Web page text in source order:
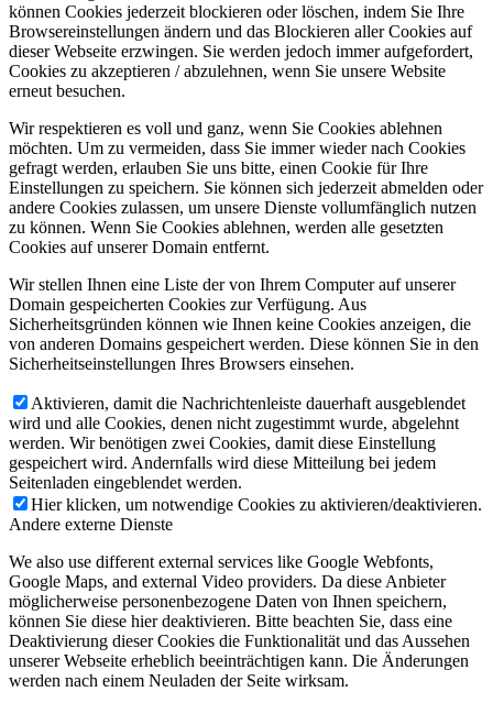
können Cookies jederzeit blockieren oder löschen, indem Sie Ihre
Browsereinstellungen ändern und das Blockieren aller Cookies auf
dieser Webseite erzwingen. Sie werden jedoch immer aufgefordert,
Cookies zu akzeptieren / abzulehnen, wenn Sie unsere Website
erneut besuchen.
Wir respektieren es voll und ganz, wenn Sie Cookies ablehnen
möchten. Um zu vermeiden, dass Sie immer wieder nach Cookies
gefragt werden, erlauben Sie uns bitte, einen Cookie für Ihre
Einstellungen zu speichern. Sie können sich jederzeit abmelden oder
andere Cookies zulassen, um unsere Dienste vollumfänglich nutzen
zu können. Wenn Sie Cookies ablehnen, werden alle gesetzten
Cookies auf unserer Domain entfernt.
Wir stellen Ihnen eine Liste der von Ihrem Computer auf unserer
Domain gespeicherten Cookies zur Verfügung. Aus
Sicherheitsgründen können wie Ihnen keine Cookies anzeigen, die
von anderen Domains gespeichert werden. Diese können Sie in den
Sicherheitseinstellungen Ihres Browsers einsehen.
Aktivieren, damit die Nachrichtenleiste dauerhaft ausgeblendet
wird und alle Cookies, denen nicht zugestimmt wurde, abgelehnt
werden. Wir benötigen zwei Cookies, damit diese Einstellung
gespeichert wird. Andernfalls wird diese Mitteilung bei jedem
Seitenladen eingeblendet werden.
Hier klicken, um notwendige Cookies zu aktivieren/deaktivieren.
Andere externe Dienste
We also use different external services like Google Webfonts,
Google Maps, and external Video providers. Da diese Anbieter
möglicherweise personenbezogene Daten von Ihnen speichern,
können Sie diese hier deaktivieren. Bitte beachten Sie, dass eine
Deaktivierung dieser Cookies die Funktionalität und das Aussehen
unserer Webseite erheblich beeinträchtigen kann. Die Änderungen
werden nach einem Neuladen der Seite wirksam.